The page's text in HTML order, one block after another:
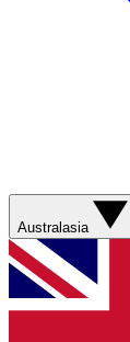
Australasia